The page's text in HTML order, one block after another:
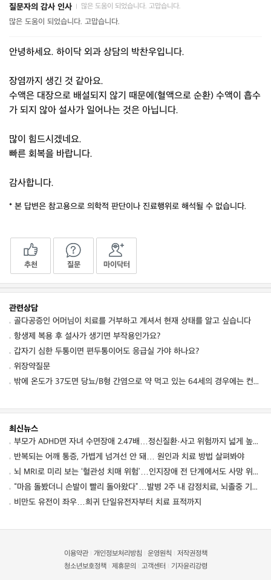
질문자의 감사 인사 많은 도움이 되었습니다. 고맙습니다.
많은 도움이 되었습니다. 고맙습니다.
안녕하세요. 하이닥 외과 상담의 박찬우입니다.
장염까지 생긴 것 같아요.
수액은 대장으로 배설되지 않기 때문에(혈액으로 순환) 수액이 흡수
가 되지 않아 설사가 일어나는 것은 아닙니다.
많이 힘드시겠네요.
빠른 회복을 바랍니다.
감사합니다.
* 본 답변은 참고용으로 의학적 판단이나 진료행위로 해석될 수 없습니다.
추천 질문 마이닥터
관련상담
골다공증인 어머님이 치료를 거부하고 계셔서 현재 상태를 알고 싶습니다
항생제 복용 후 설사가 생기면 부작용인가요?
갑자기 심한 두통이면 편두통이어도 응급실 가야 하나요?
위장약질문
밖에 온도가 37도면 당뇨/B형 간염으로 약 먹고 있는 64세의 경우에는 컨디션 저하를 동
최신뉴스
부모가 ADHD면 자녀 수면장애 2.47배…정신질환·사고 위험까지 넓게 높였다
반복되는 어깨 통증, 가볍게 넘겨선 안 돼… 원인과 치료 방법 살펴봐야
뇌 MRI로 미리 보는 ‘혈관성 치매 위험’…인지장애 전 단계에서도 사망 위험 높였다
“마음 돌봤더니 손발이 빨리 돌아왔다”…발병 2주 내 감정치료, 뇌졸중 기능회복 점수 10점↑
비만도 유전이 좌우…희귀 단일유전자부터 치료 표적까지
이용약관 개인정보처리방침 운영원칙
저작권정책
청소년보호정책
제휴문의 고객센터 기자윤리강령